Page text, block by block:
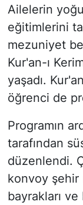
Ailelerin
eğitimlerini
mezuniyet
Kur'an-ı
yaşadı.
öğrenci de
Programın
tarafından
düzenlendi.
konvoy şehir
bayrakları ve